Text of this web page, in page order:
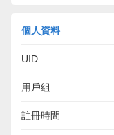
個人資料
UID
用戶組
註冊時間